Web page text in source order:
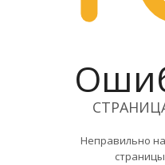
Неправильно